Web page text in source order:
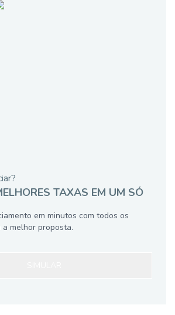
TAXAS EM UM SÓ
em minutos com todos os
melhor proposta.